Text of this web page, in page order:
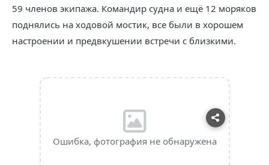
59 членов экипажа. Командир судна и ещё 12 моряков
поднялись на ходовой мостик, все были в хорошем
настроении и предвкушении встречи с близкими.
Ошибка, фотография не обнаружена